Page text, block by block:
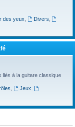
des yeux Divers
liés à la guitare classique
Jeux